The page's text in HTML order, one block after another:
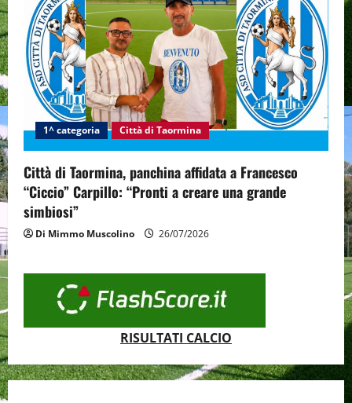
1^ categoria Città di Taormina
Città di Taormina, panchina affidata a Francesco
“Ciccio” Carpillo: “Pronti a creare una grande
simbiosi”
Di Mimmo Muscolino 26/07/2026
RISULTATI CALCIO